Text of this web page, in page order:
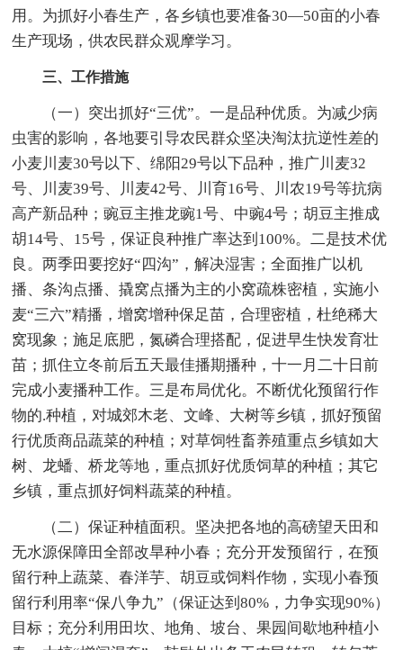
用。为抓好小春生产，各乡镇也要准备30—50亩的小春
生产现场，供农民群众观摩学习。
三、工作措施
（一）突出抓好“三优”。一是品种优质。为减少病
虫害的影响，各地要引导农民群众坚决淘汰抗逆性差的
小麦川麦30号以下、绵阳29号以下品种，推广川麦32
号、川麦39号、川麦42号、川育16号、川农19号等抗病
高产新品种；豌豆主推龙豌1号、中豌4号；胡豆主推成
胡14号、15号，保证良种推广率达到100%。二是技术优
良。两季田要挖好“四沟”，解决湿害；全面推广以机
播、条沟点播、撬窝点播为主的小窝疏株密植，实施小
麦“三六”精播，增窝增种保足苗，合理密植，杜绝稀大
窝现象；施足底肥，氮磷合理搭配，促进早生快发育壮
苗；抓住立冬前后五天最佳播期播种，十一月二十日前
完成小麦播种工作。三是布局优化。不断优化预留行作
物的.种植，对城郊木老、文峰、大树等乡镇，抓好预留
行优质商品蔬菜的种植；对草饲牲畜养殖重点乡镇如大
树、龙蟠、桥龙等地，重点抓好优质饲草的种植；其它
乡镇，重点抓好饲料蔬菜的种植。
（二）保证种植面积。坚决把各地的高磅望天田和
无水源保障田全部改旱种小春；充分开发预留行，在预
留行种上蔬菜、春洋芋、胡豆或饲料作物，实现小春预
留行利用率“保八争九”（保证达到80%，力争实现90%）
目标；充分利用田坎、地角、坡台、果园间歇地种植小